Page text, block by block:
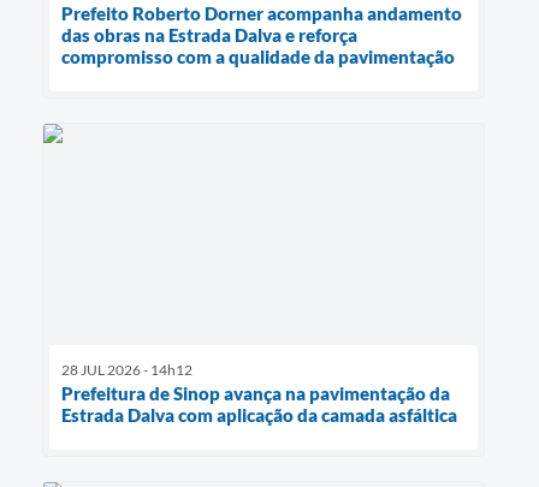
Prefeito Roberto Dorner acompanha andamento
das obras na Estrada Dalva e reforça
compromisso com a qualidade da pavimentação
28 JUL 2026 - 14h12
Prefeitura de Sinop avança na pavimentação da
Estrada Dalva com aplicação da camada asfáltica